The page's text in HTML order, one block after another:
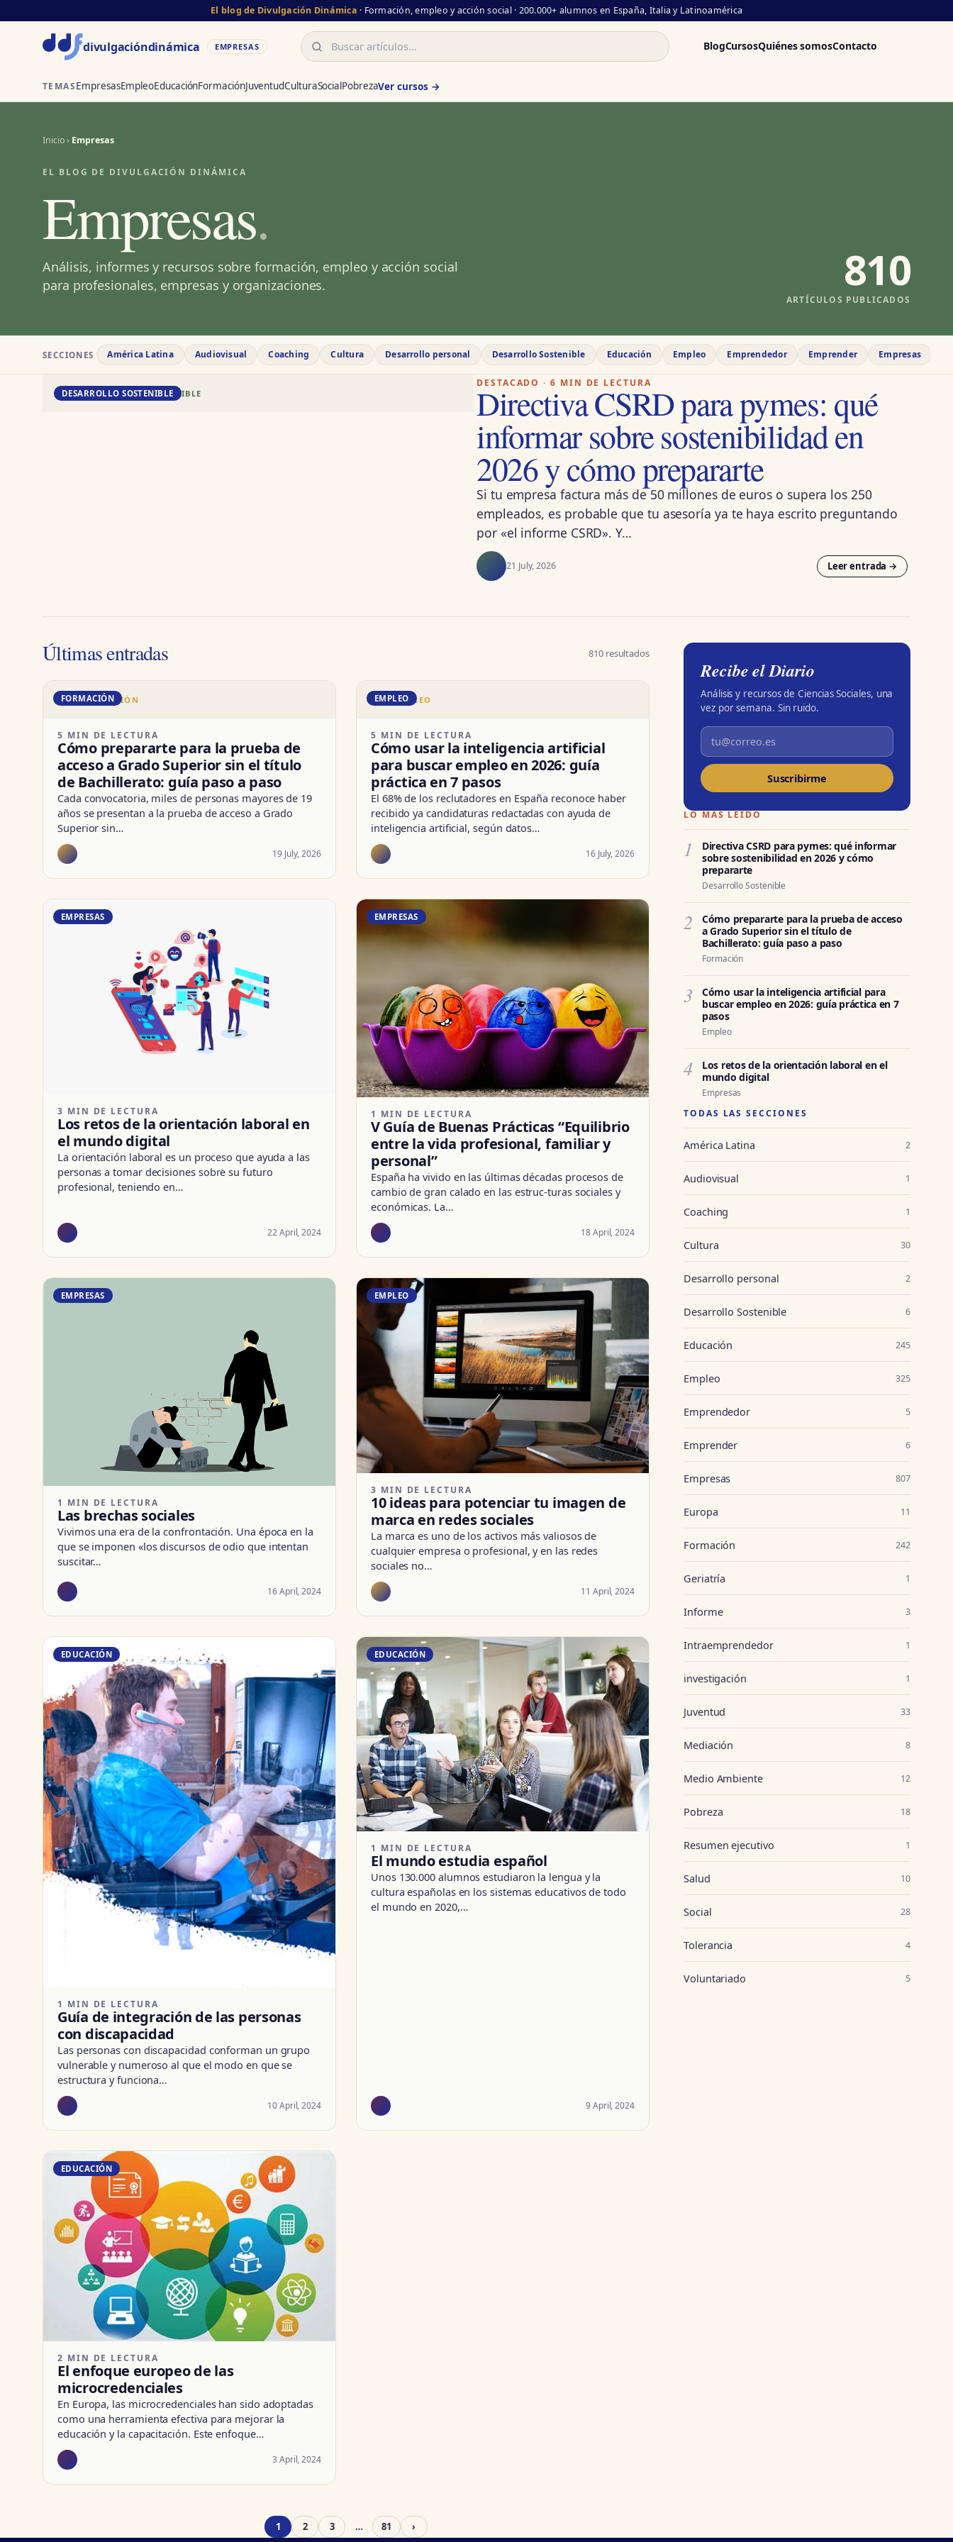
El blog de Divulgación Dinámica · Formación, empleo y acción social · 200.000+ alumnos en España, Italia y Latinoamérica
divulgacióndinámica EMPRESAS Buscar BlogCursosQuiénes somosContacto
TEMASEmpresasEmpleoEducaciónFormaciónJuventudCulturaSocialPobrezaVer cursos →
Inicio› Empresas
EL BLOG DE DIVULGACIÓN DINÁMICA
Empresas.
Análisis, informes y recursos sobre formación, empleo y acción social
para profesionales, empresas y organizaciones.
810
ARTÍCULOS PUBLICADOS
SECCIONES América Latina Audiovisual Coaching Cultura Desarrollo personal Desarrollo Sostenible Educación Empleo Emprendedor Emprender Empresas
DD · DESARROLLO SOSTENIBLE
DESARROLLO SOSTENIBLE
DESTACADO · 6 MIN DE LECTURA
Directiva CSRD para pymes: qué
informar sobre sostenibilidad en
2026 y cómo prepararte
Si tu empresa factura más de 50 millones de euros o supera los 250
empleados, es probable que tu asesoría ya te haya escrito preguntando
por «el informe CSRD». Y…
21 July, 2026 Leer entrada →
Últimas entradas 810 resultados
DD · FORMACIÓN
FORMACIÓN
5 MIN DE LECTURA
Cómo prepararte para la prueba de
acceso a Grado Superior sin el título
de Bachillerato: guía paso a paso
Cada convocatoria, miles de personas mayores de 19
años se presentan a la prueba de acceso a Grado
Superior sin…
19 July, 2026
DD · EMPLEO
EMPLEO
5 MIN DE LECTURA
Cómo usar la inteligencia artificial
para buscar empleo en 2026: guía
práctica en 7 pasos
El 68% de los reclutadores en España reconoce haber
recibido ya candidaturas redactadas con ayuda de
inteligencia artificial, según datos…
16 July, 2026
EMPRESAS
3 MIN DE LECTURA
Los retos de la orientación laboral en
el mundo digital
La orientación laboral es un proceso que ayuda a las
personas a tomar decisiones sobre su futuro
profesional, teniendo en…
22 April, 2024
EMPRESAS
1 MIN DE LECTURA
V Guía de Buenas Prácticas “Equilibrio
entre la vida profesional, familiar y
personal”
España ha vivido en las últimas décadas procesos de
cambio de gran calado en las estruc-turas sociales y
económicas. La…
18 April, 2024
EMPRESAS
1 MIN DE LECTURA
Las brechas sociales
Vivimos una era de la confrontación. Una época en la
que se imponen «los discursos de odio que intentan
suscitar…
16 April, 2024
EMPLEO
3 MIN DE LECTURA
10 ideas para potenciar tu imagen de
marca en redes sociales
La marca es uno de los activos más valiosos de
cualquier empresa o profesional, y en las redes
sociales no…
11 April, 2024
EDUCACIÓN
1 MIN DE LECTURA
Guía de integración de las personas
con discapacidad
Las personas con discapacidad conforman un grupo
vulnerable y numeroso al que el modo en que se
estructura y funciona…
10 April, 2024
EDUCACIÓN
1 MIN DE LECTURA
El mundo estudia español
Unos 130.000 alumnos estudiaron la lengua y la
cultura españolas en los sistemas educativos de todo
el mundo en 2020,…
9 April, 2024
EDUCACIÓN
2 MIN DE LECTURA
El enfoque europeo de las
microcredenciales
En Europa, las microcredenciales han sido adoptadas
como una herramienta efectiva para mejorar la
educación y la capacitación. Este enfoque…
3 April, 2024
1 2 3 … 81 ›
Recibe el Diario
Análisis y recursos de Ciencias Sociales, una
vez por semana. Sin ruido.
Suscribirme
LO MÁS LEÍDO
1
Directiva CSRD para pymes: qué informar
sobre sostenibilidad en 2026 y cómo
prepararte
Desarrollo Sostenible
2
Cómo prepararte para la prueba de acceso
a Grado Superior sin el título de
Bachillerato: guía paso a paso
Formación
3
Cómo usar la inteligencia artificial para
buscar empleo en 2026: guía práctica en 7
pasos
Empleo
4
Los retos de la orientación laboral en el
mundo digital
Empresas
TODAS LAS SECCIONES
América Latina 2
Audiovisual 1
Coaching 1
Cultura 30
Desarrollo personal 2
Desarrollo Sostenible 6
Educación 245
Empleo 325
Emprendedor 5
Emprender 6
Empresas 807
Europa 11
Formación 242
Geriatría 1
Informe 3
Intraemprendedor 1
investigación 1
Juventud 33
Mediación 8
Medio Ambiente 12
Pobreza 18
Resumen ejecutivo 1
Salud 10
Social 28
Tolerancia 4
Voluntariado 5